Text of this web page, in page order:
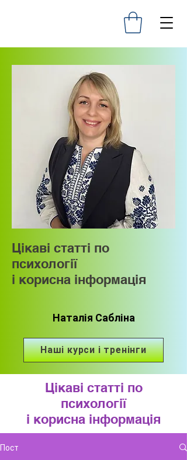
Цікаві статті по
психології
і корисна інформація
Наталія Сабліна
Наші курси і тренінги
Цікаві статті по
психології
і корисна інформація
Пост